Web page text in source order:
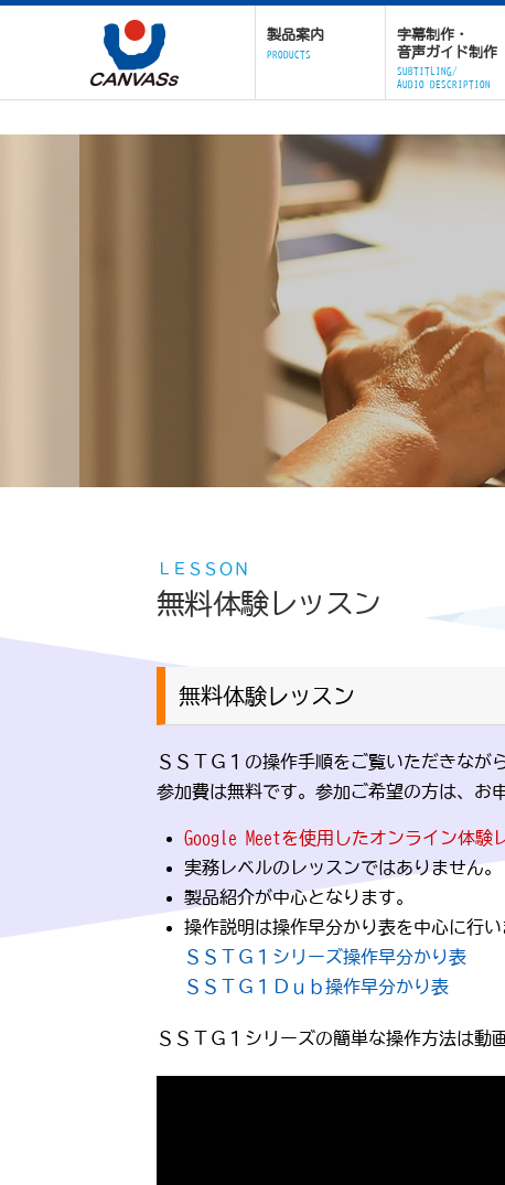
製品案内
PRODUCTS
字幕制作・
音声ガイド制作
SUBTITLING/
AUDIO DESCRIPTION
ＬＥＳＳＯＮ
無料体験レッスン
無料体験レッスン
ＳＳＴＧ１の操作手順をご覧いただきなが
参加費は無料です。参加ご希望の方は、お
Google Meetを使用したオンライン体験
実務レベルのレッスンではありません。
製品紹介が中心となります。
操作説明は操作早分かり表を中心に行い
ＳＳＴＧ１シリーズ操作早分かり表
ＳＳＴＧ１Ｄｕｂ操作早分かり表
ＳＳＴＧ１シリーズの簡単な操作方法は動